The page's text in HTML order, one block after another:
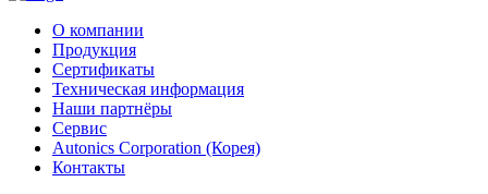
О компании
Продукция
Сертификаты
Техническая информация
Наши партнёры
Сервис
Autonics Corporation (Корея)
Контакты